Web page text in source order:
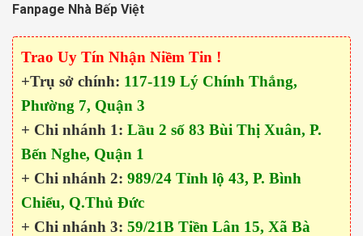
Fanpage Nhà Bếp Việt
Trao Uy Tín Nhận Niềm Tin !
+Trụ sở chính: 117-119 Lý Chính Thắng,
Phường 7, Quận 3
+ Chi nhánh 1: Lầu 2 số 83 Bùi Thị Xuân, P.
Bến Nghe, Quận 1
+ Chi nhánh 2: 989/24 Tỉnh lộ 43, P. Bình
Chiểu, Q.Thủ Đức
+ Chi nhánh 3: 59/21B Tiền Lân 15, Xã Bà